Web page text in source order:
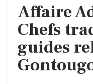
Affaire
Chefs
guides